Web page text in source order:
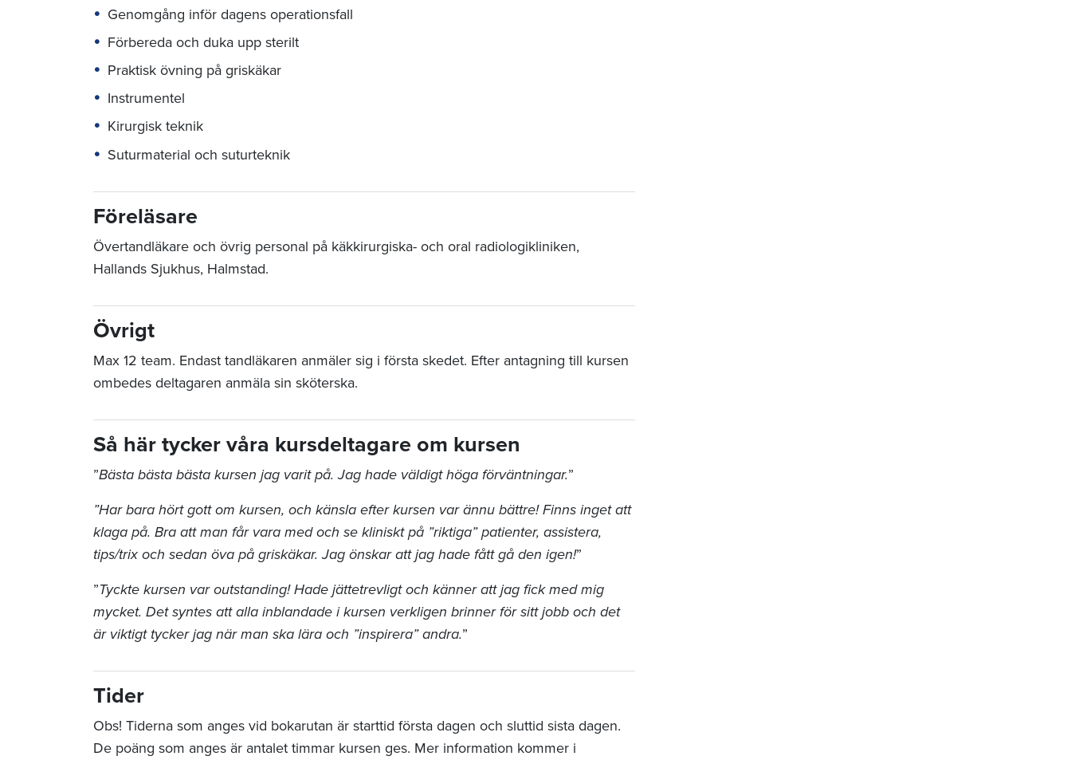
Genomgång inför dagens operationsfall
Förbereda och duka upp sterilt
Praktisk övning på griskäkar
Instrumentel
Kirurgisk teknik
Suturmaterial och suturteknik
Föreläsare
Övertandläkare och övrig personal på käkkirurgiska- och oral radiologikliniken,
Hallands Sjukhus, Halmstad.
Övrigt
Max 12 team. Endast tandläkaren anmäler sig i första skedet. Efter antagning till kursen
ombedes deltagaren anmäla sin sköterska.
Så här tycker våra kursdeltagare om kursen
”Bästa bästa bästa kursen jag varit på. Jag hade väldigt höga förväntningar.”
”Har bara hört gott om kursen, och känsla efter kursen var ännu bättre! Finns inget att
klaga på. Bra att man får vara med och se kliniskt på ”riktiga” patienter, assistera,
tips/trix och sedan öva på griskäkar. Jag önskar att jag hade fått gå den igen!”
”Tyckte kursen var outstanding! Hade jättetrevligt och känner att jag fick med mig
mycket. Det syntes att alla inblandade i kursen verkligen brinner för sitt jobb och det
är viktigt tycker jag när man ska lära och ”inspirera” andra.”
Tider
Obs! Tiderna som anges vid bokarutan är starttid första dagen och sluttid sista dagen.
De poäng som anges är antalet timmar kursen ges. Mer information kommer i